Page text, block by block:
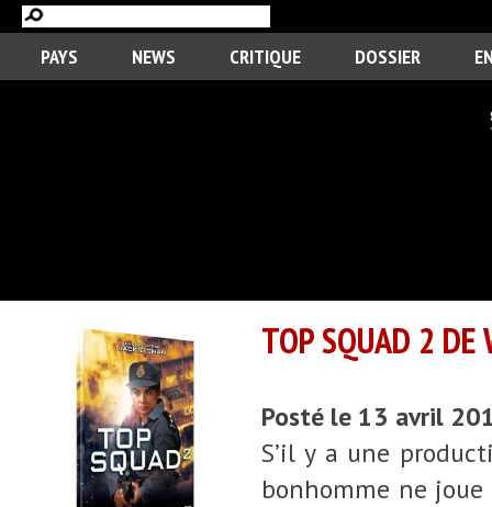
PAYS NEWS CRITIQUE DOSSIER
TOP SQUAD 2
Posté le 13 avril
S’il y a une
bonhomme ne